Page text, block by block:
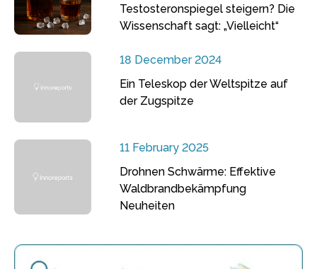
Testosteronspiegel steigern? Die
Wissenschaft sagt: „Vielleicht“
18 December 2024
Ein Teleskop der Weltspitze auf
der Zugspitze
11 February 2025
Drohnen Schwärme: Effektive
Waldbrandbekämpfung
Neuheiten